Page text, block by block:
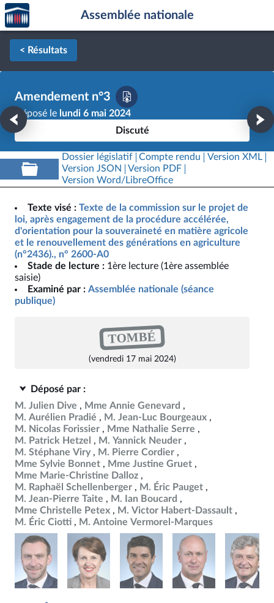
Aller au contenu
Aller en bas de la page
Accèder
à la
page
d'accueil
Assemblée nationale
< Résultats
Amendement n°3
Déposé le lundi 6 mai 2024
Discuté
Dossier législatif Compte rendu
Version XML
Version JSON
Version PDF
Version Word/LibreOffice
Texte visé : Texte de la commission sur le projet de
loi, après engagement de la procédure accélérée,
d'orientation pour la souveraineté en matière agricole
et le renouvellement des générations en agriculture
(n°2436)., n° 2600-A0
Stade de lecture : 1ère lecture (1ère assemblée
saisie)
Examiné par : Assemblée nationale (séance
publique)
TOMBÉ
(vendredi 17 mai 2024)
Déposé par :
M. Julien Dive
Mme Annie Genevard
M. Aurélien Pradié
M. Jean-Luc Bourgeaux
M. Nicolas Forissier
Mme Nathalie Serre
M. Patrick Hetzel
M. Yannick Neuder
M. Stéphane Viry
M. Pierre Cordier
Mme Sylvie Bonnet
Mme Justine Gruet
Mme Marie-Christine Dalloz
M. Raphaël Schellenberger
M. Éric Pauget
M. Jean-Pierre Taite
M. Ian Boucard
Mme Christelle Petex
M. Victor Habert-Dassault
M. Éric Ciotti
M. Antoine Vermorel-Marques